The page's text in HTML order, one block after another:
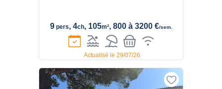
9pers, 4ch, 105m², 800 à 3200 €/sem.
Actualisé le 29/07/26